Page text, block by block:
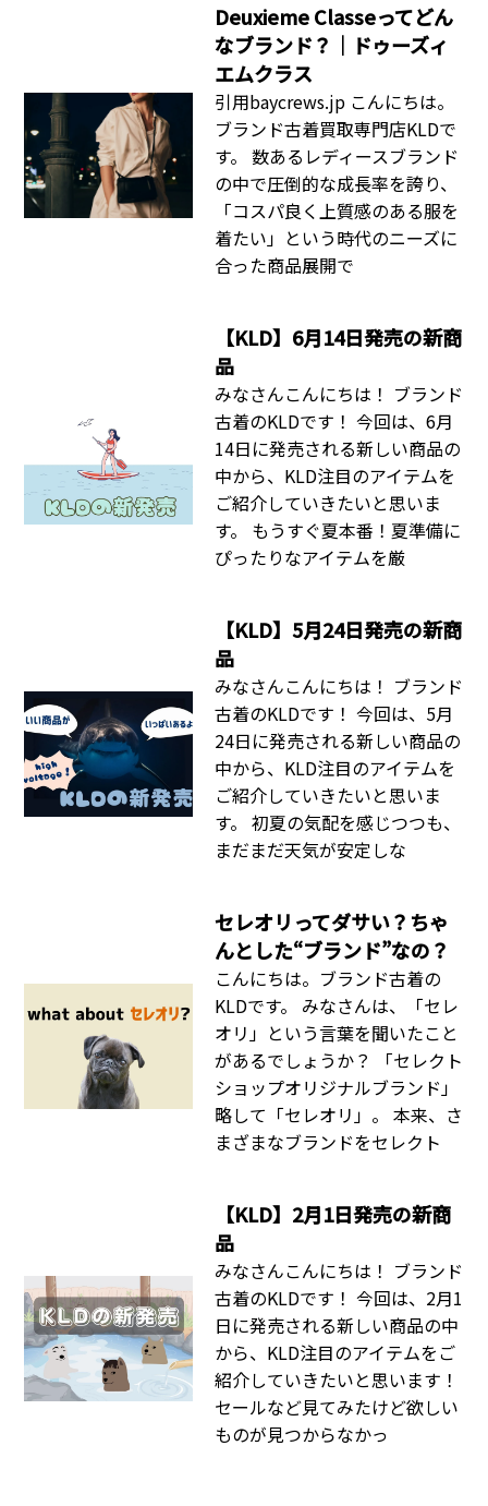
Deuxieme Classeってどん
なブランド？｜ドゥーズィ
エムクラス
引用baycrews.jp こんにちは。
ブランド古着買取専門店KLDで
す。 数あるレディースブランド
の中で圧倒的な成長率を誇り、
「コスパ良く上質感のある服を
着たい」という時代のニーズに
合った商品展開で
【KLD】6月14日発売の新商
品
みなさんこんにちは！ ブランド
古着のKLDです！ 今回は、6月
14日に発売される新しい商品の
中から、KLD注目のアイテムを
ご紹介していきたいと思いま
す。 もうすぐ夏本番！夏準備に
ぴったりなアイテムを厳
【KLD】5月24日発売の新商
品
みなさんこんにちは！ ブランド
古着のKLDです！ 今回は、5月
24日に発売される新しい商品の
中から、KLD注目のアイテムを
ご紹介していきたいと思いま
す。 初夏の気配を感じつつも、
まだまだ天気が安定しな
セレオリってダサい？ちゃ
んとした“ブランド”なの？
こんにちは。ブランド古着の
KLDです。 みなさんは、「セレ
オリ」という言葉を聞いたこと
があるでしょうか？ 「セレクト
ショップオリジナルブランド」
略して「セレオリ」。 本来、さ
まざまなブランドをセレクト
【KLD】2月1日発売の新商
品
みなさんこんにちは！ ブランド
古着のKLDです！ 今回は、2月1
日に発売される新しい商品の中
から、KLD注目のアイテムをご
紹介していきたいと思います！
セールなど見てみたけど欲しい
ものが見つからなかっ